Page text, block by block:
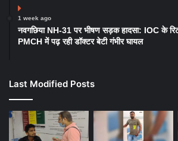
1 week ago
नवगछिया NH-31 पर भीषण सड़क हादसा: IOC के
PMCH में पढ़ रही डॉक्टर बेटी गंभीर घायल
Last Modified Posts